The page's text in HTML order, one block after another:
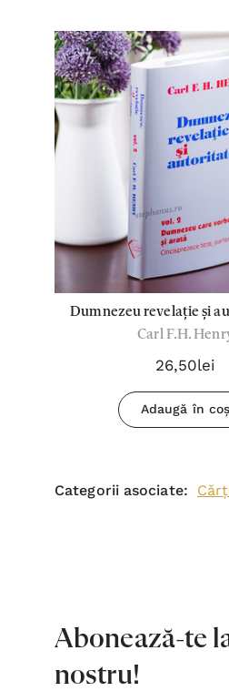
Dumnezeu revelație și
2
Carl F.H.
26,50lei
Adaugă în coș
Categorii asociate:
Abonează-te
nostru!